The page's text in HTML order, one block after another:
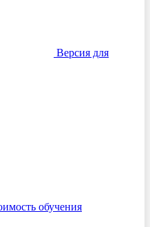
Версия для
обучения